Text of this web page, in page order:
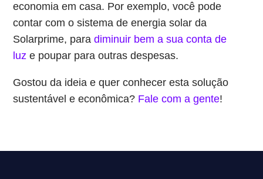
economia em casa. Por exemplo, você pode
contar com o sistema de energia solar da
Solarprime, paradiminuir bem a sua conta de
luz e poupar para outras despesas.
Gostou da ideia e quer conhecer esta solução
sustentável e econômica? Fale com a gente!